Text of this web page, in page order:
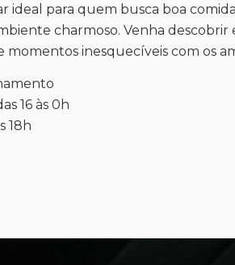
ideal para quem busca boa
charmoso. Venha descobrir
momentos inesquecíveis com os
16 às 0h
18h